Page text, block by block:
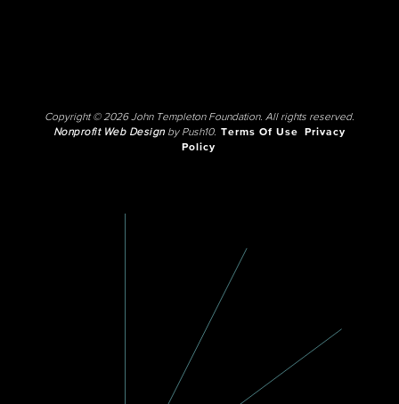
Copyright © 2026 John Templeton Foundation. All rights reserved.
Nonprofit Web Designby Push10. Terms Of Use
Privacy
Policy